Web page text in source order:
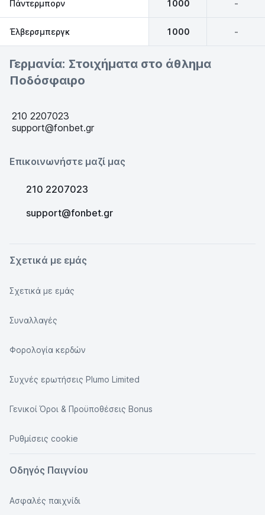
Πάντερμπορν 1000 -
Έλβερσμπεργκ 1000 -
Γερμανία: Στοιχήματα στο άθλημα
Ποδόσφαιρο
210 2207023
support@fonbet.gr
Επικοινωνήστε μαζί μας
210 2207023
support@fonbet.gr
Σχετικά με εμάς
Σχετικά με εμάς
Συναλλαγές
Φορολογία κερδών
Συχνές ερωτήσεις Plumo Limited
Γενικοί Όροι & Προϋποθέσεις Bonus
Ρυθμίσεις cookie
Οδηγός Παιγνίου
Ασφαλές παιχνίδι